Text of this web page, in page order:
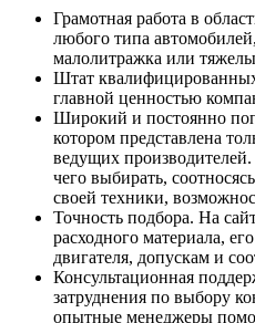
Грамотная работа в
любого типа
малолитражка или
Штат
главной ценностью
Широкий и постоянно
котором представлена
ведущих
чего выбирать,
своей техники,
Точность подбора. На
расходного материала,
двигателя, допускам и
Консультационная
затруднения по выбору
опытные менеджеры